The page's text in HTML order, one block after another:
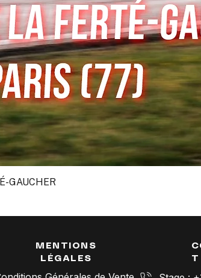
Aperçu rapide
GAUCHER
MENTIONS
LÉGALES
T